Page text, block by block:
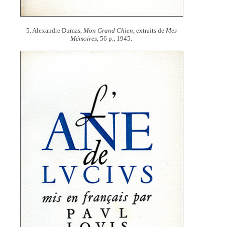
5. Alexandre Dumas, Mon Grand Chien, extraits de Mes
Mémoires, 56 p., 1945.